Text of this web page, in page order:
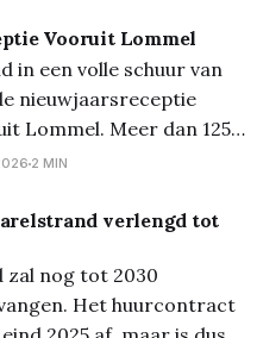
Marktplein te brengen.
van juni gaf de
dit voorstel met open
Vooruit Lommel
in een volle schuur van
nieuwjaarsreceptie
Lommel. Meer dan 125
er om elkaar een
naar de speech van hun
Verduyckt. Die hekelde
de asociale
2 MIN
verlengd tot
zal nog tot 2030
Het huurcontract